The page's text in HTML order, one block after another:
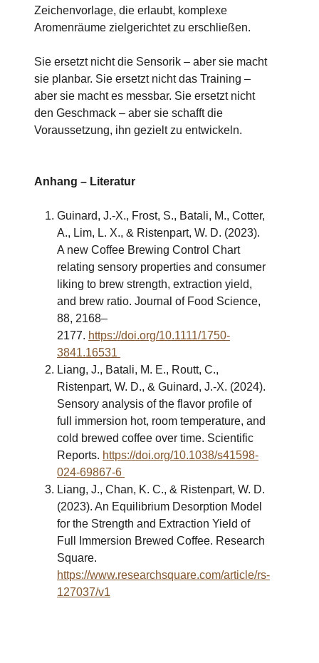
Zeichenvorlage, die erlaubt, komplexe
Aromenräume zielgerichtet zu erschließen.
Sie ersetzt nicht die Sensorik – aber sie macht
sie planbar. Sie ersetzt nicht das Training –
aber sie macht es messbar. Sie ersetzt nicht
den Geschmack – aber sie schafft die
Voraussetzung, ihn gezielt zu entwickeln.
Anhang – Literatur
Guinard, J.-X., Frost, S., Batali, M., Cotter,
A., Lim, L. X., & Ristenpart, W. D. (2023).
A new Coffee Brewing Control Chart
relating sensory properties and consumer
liking to brew strength, extraction yield,
and brew ratio. Journal of Food Science,
88, 2168–
2177. https://doi.org/10.1111/1750-
3841.16531
Liang, J., Batali, M. E., Routt, C.,
Ristenpart, W. D., & Guinard, J.-X. (2024).
Sensory analysis of the flavor profile of
full immersion hot, room temperature, and
cold brewed coffee over time. Scientific
Reports. https://doi.org/10.1038/s41598-
024-69867-6
Liang, J., Chan, K. C., & Ristenpart, W. D.
(2023). An Equilibrium Desorption Model
for the Strength and Extraction Yield of
Full Immersion Brewed Coffee. Research
Square.
https://www.researchsquare.com/article/rs-
127037/v1